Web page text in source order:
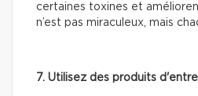
certaines toxines et
n’est pas miraculeux, mais
7. Utilisez des produits